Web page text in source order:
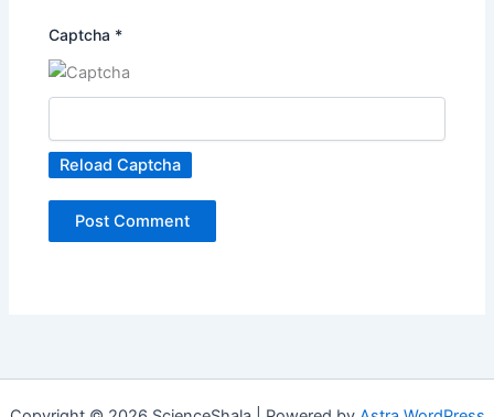
Captcha *
Reload Captcha